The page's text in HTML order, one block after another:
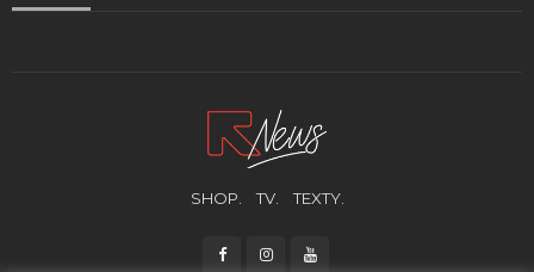
SHOP. TV. TEXTY.